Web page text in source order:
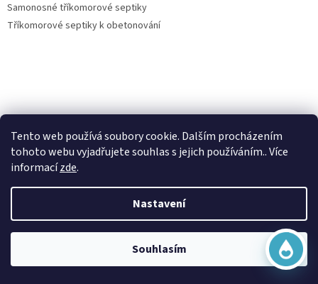
Tento web používá soubory cookie. Dalším procházením
tohoto webu vyjadřujete souhlas s jejich používáním.. Více
informacízde.
Nastavení
Souhlasím
Samonosné tříkomorové septiky
Tříkomorové septiky k obetonování
Kontakty
Posouzení nároku na dotaci dešťovka
O nás
Ochrana osobních údajů
Online
Začít konverzaci